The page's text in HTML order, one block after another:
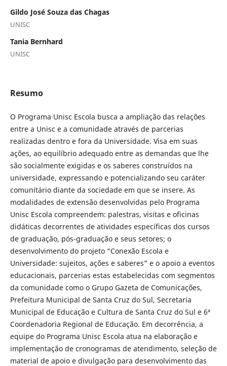
Gildo José Souza das Chagas
UNISC
Tania Bernhard
UNISC
Resumo
O Programa Unisc Escola busca a ampliação das relações
entre a Unisc e a comunidade através de parcerias
realizadas dentro e fora da Universidade. Visa em suas
ações, ao equilíbrio adequado entre as demandas que lhe
são socialmente exigidas e os saberes construídos na
universidade, expressando e potencializando seu caráter
comunitário diante da sociedade em que se insere. As
modalidades de extensão desenvolvidas pelo Programa
Unisc Escola compreendem: palestras, visitas e oficinas
didáticas decorrentes de atividades específicas dos cursos
de graduação, pós-graduação e seus setores; o
desenvolvimento do projeto “Conexão Escola e
Universidade: sujeitos, ações e saberes” e o apoio a eventos
educacionais, parcerias estas estabelecidas com segmentos
da comunidade como o Grupo Gazeta de Comunicações,
Prefeitura Municipal de Santa Cruz do Sul, Secretaria
Municipal de Educação e Cultura de Santa Cruz do Sul e 6ª
Coordenadoria Regional de Educação. Em decorrência, a
equipe do Programa Unisc Escola atua na elaboração e
implementação de cronogramas de atendimento, seleção de
material de apoio e divulgação para desenvolvimento das